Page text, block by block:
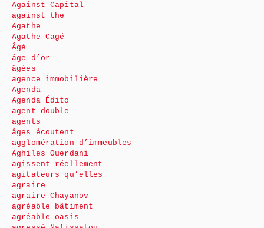
Against Capital
against the
Agathe
Agathe Cagé
Âgé
âge d’or
âgées
agence immobilière
Agenda
Agenda Édito
agent double
agents
âges écoutent
agglomération d’immeubles
Aghiles Ouerdani
agissent réellement
agitateurs qu’elles
agraire
agraire Chayanov
agréable bâtiment
agréable oasis